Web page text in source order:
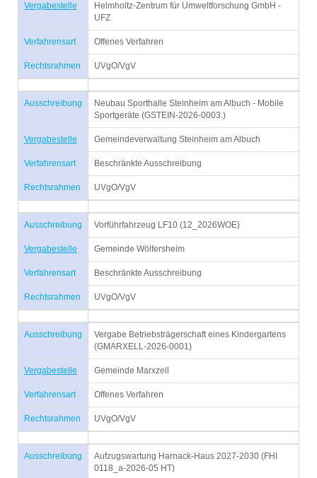
Vergabestelle
Helmholtz-Zentrum für Umweltforschung GmbH -
UFZ
Verfahrensart Offenes Verfahren
Rechtsrahmen UVgO/VgV
Ausschreibung
Neubau Sporthalle Steinheim am Albuch - Mobile
Sportgeräte (GSTEIN-2026-0003.)
Vergabestelle Gemeindeverwaltung Steinheim am Albuch
Verfahrensart Beschränkte Ausschreibung
Rechtsrahmen UVgO/VgV
Ausschreibung Vorführfahrzeug LF10 (12_2026WOE)
Vergabestelle Gemeinde Wölfersheim
Verfahrensart Beschränkte Ausschreibung
Rechtsrahmen UVgO/VgV
Ausschreibung
Vergabe Betriebsträgerschaft eines Kindergartens
(GMARXELL-2026-0001)
Vergabestelle Gemeinde Marxzell
Verfahrensart Offenes Verfahren
Rechtsrahmen UVgO/VgV
Ausschreibung
Aufzugswartung Harnack-Haus 2027-2030 (FHI
0118_a-2026-05 HT)